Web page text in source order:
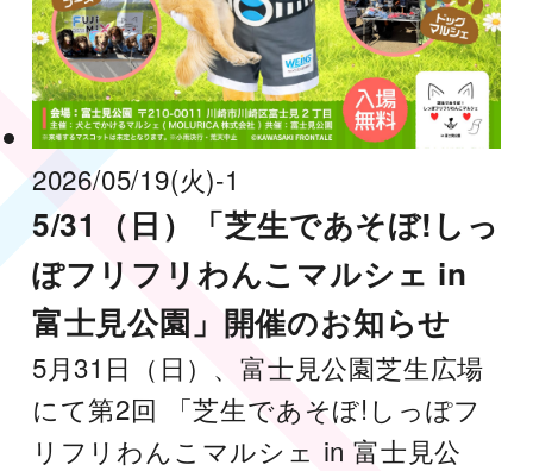
2026/05/19(火)-1
5/31（日）「芝生であそぼ!しっ
ぽフリフリわんこマルシェ in
富士見公園」開催のお知らせ
5月31日（日）、富士見公園芝生広場
にて第2回 「芝生であそぼ!しっぽフ
リフリわんこマルシェ in 富士見公